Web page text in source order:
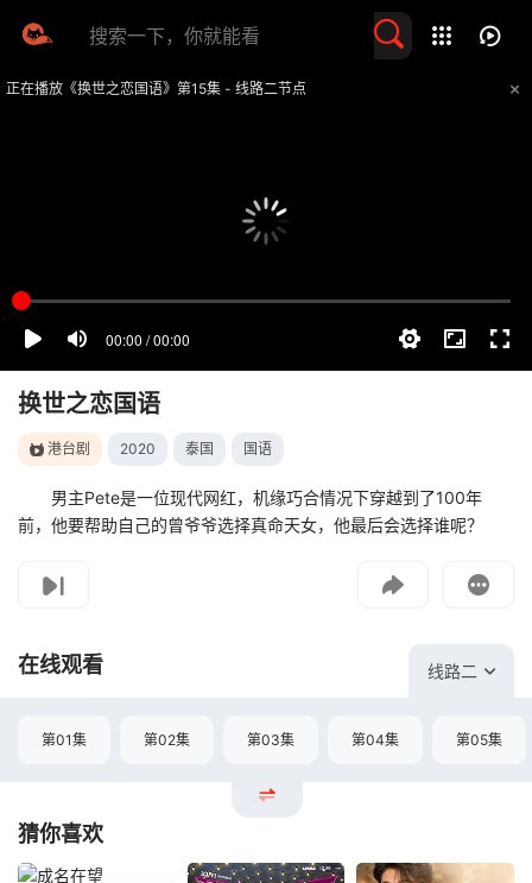
正在播放《换世之恋国语》第15集 - 线路二节点
换世之恋国语
港台剧 2020 泰国 国语
男主Pete是一位现代网红，机缘巧合情况下穿越到了100年
前，他要帮助自己的曾爷爷选择真命天女，他最后会选择谁呢？
如遇无法播放请提交给我们
在线观看 线路二
第01集 第02集 第03集 第04集 第05集
猜你喜欢